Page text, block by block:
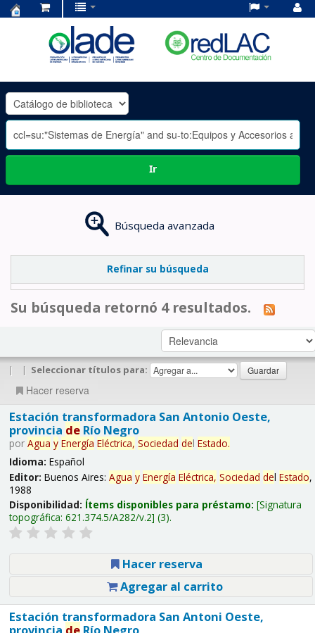
OLADE
-
Ir
Búsqueda avanzada
Refinar su búsqueda
Su búsqueda retornó 4 resultados.
| | Seleccionar títulos para:
Hacer reserva
Estación transformadora San Antonio Oeste,
provincia deRío Negro
por Agua y Energía Eléctrica, Sociedad del Estado.
Idioma: Español
Editor: Buenos Aires: Agua y Energía Eléctrica, Sociedad del Estado,
1988
Disponibilidad: Ítems disponibles para préstamo: Signatura
topográfica: 621.374.5/A282/v.2 (3).
Hacer reserva
Agregar al carrito
Estación transformadora San Antoni Oeste,